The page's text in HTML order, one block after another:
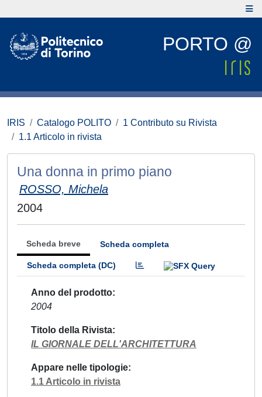
PORTO @
IRIS Catalogo POLITO
1 Contributo su Rivista
1.1 Articolo in rivista
Una donna in primo piano
ROSSO, Michela
2004
Scheda breve Scheda completa
Scheda completa (DC)
Anno del prodotto
2004
Titolo della Rivista
IL GIORNALE DELL'ARCHITETTURA
Appare nelle tipologie
1.1 Articolo in rivista